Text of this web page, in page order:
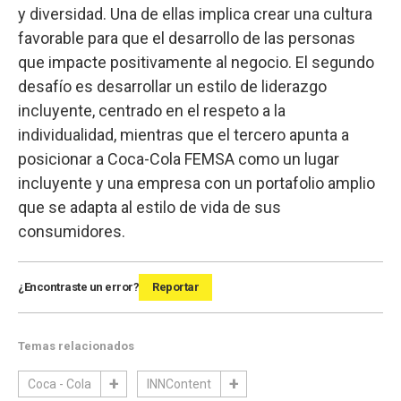
y diversidad. Una de ellas implica crear una cultura
favorable para que el desarrollo de las personas
que impacte positivamente al negocio. El segundo
desafío es desarrollar un estilo de liderazgo
incluyente, centrado en el respeto a la
individualidad, mientras que el tercero apunta a
posicionar a Coca-Cola FEMSA como un lugar
incluyente y una empresa con un portafolio amplio
que se adapta al estilo de vida de sus
consumidores.
¿Encontraste un error? Reportar
Temas relacionados
Coca - Cola INNContent